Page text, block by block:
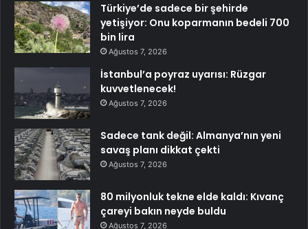
Türkiye’de sadece bir şehirde
yetişiyor: Onu koparmanın bedeli 700
bin lira
Ağustos 7, 2026
İstanbul’a poyraz uyarısı: Rüzgar
kuvvetlenecek!
Ağustos 7, 2026
Sadece tank değil: Almanya’nın yeni
savaş planı dikkat çekti
Ağustos 7, 2026
80 milyonluk tekne elde kaldı: Kıvanç
çareyi bakın neyde buldu
Ağustos 7, 2026